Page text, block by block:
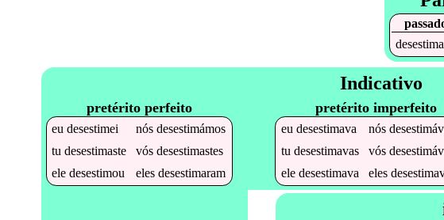
Indicativo
pretérito perfeito
eudesestimei nósdesestimámos
tudesestimaste vósdesestimastes
eledesestimou elesdesestimaram
pretérito imperfeito
eu desestimava nós
tu desestimavas vós
ele desestimava eles